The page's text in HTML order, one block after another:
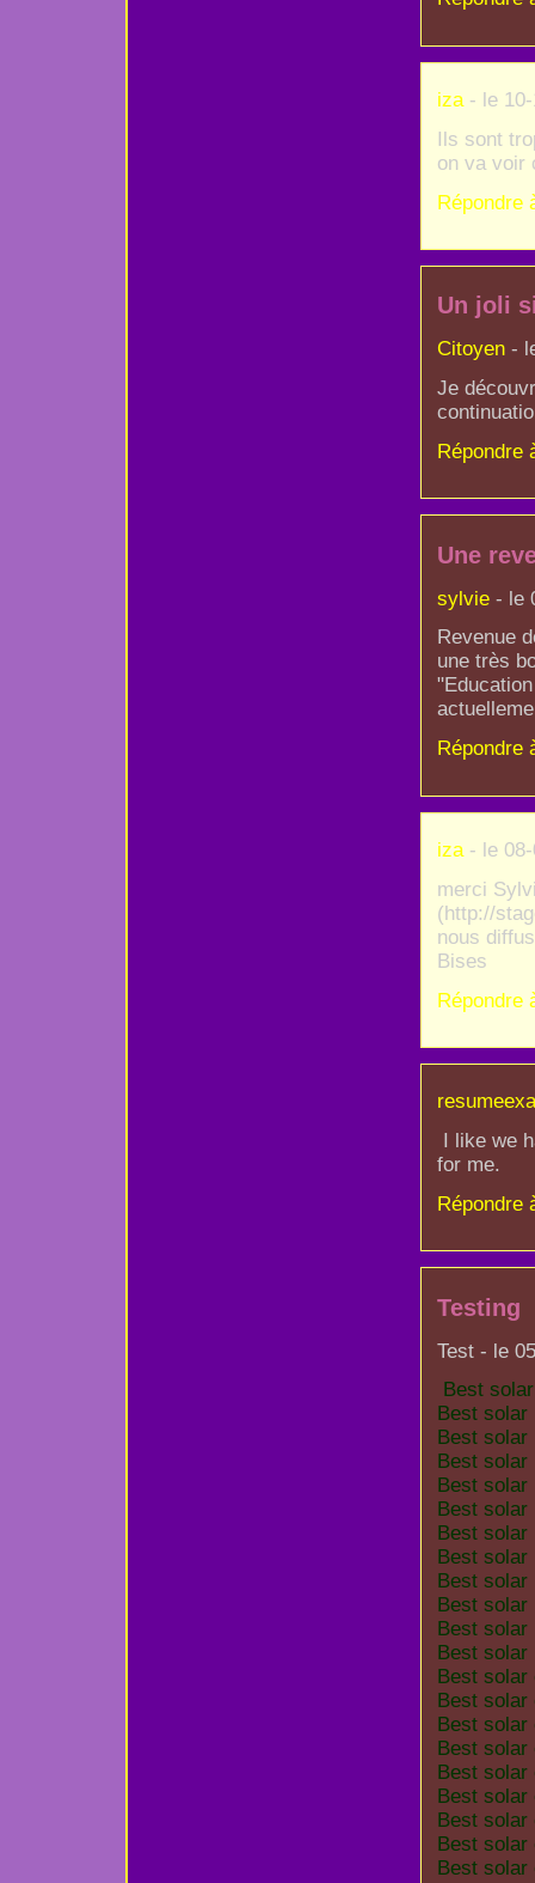
iza- le 10-
Ils sont
on va voir
Répondre
Un joli
Citoyen-
Je
Répondre
Une
sylvie- le
Revenue
une très
Répondre
iza- le 08-
merci
(http://
nous
Bises
Répondre
I like we
for me.
Répondre
Testing
Test - le
Best
Best solar
Best solar
Best solar
Best solar
Best solar
Best solar
Best solar
Best solar
Best solar
Best solar
Best solar
Best solar
Best solar
Best solar
Best solar
Best solar
Best solar
Best solar
Best solar
Best solar